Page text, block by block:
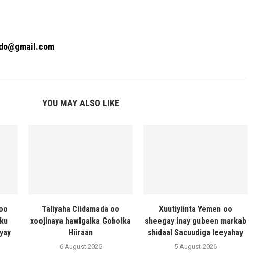
YOU MAY ALSO LIKE
Taliyaha Ciidamada oo
xoojinaya hawlgalka Gobolka
Hiiraan
6 August 2026
Xuutiyiinta Yemen oo
sheegay inay gubeen markab
shidaal Sacuudiga leeyahay
5 August 2026